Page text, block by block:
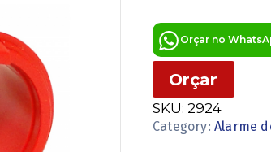
Orçar no
Orçar
SKU: 2924
Category: Alarme